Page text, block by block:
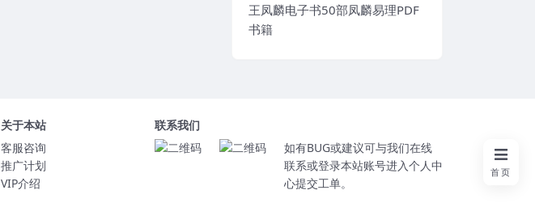
王凤麟电子书50部凤麟易理PDF
书籍
关于本站
客服咨询
推广计划
VIP介绍
联系我们
如有BUG或建议可与我们在线
联系或登录本站账号进入个人中
心提交工单。
首页